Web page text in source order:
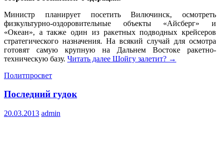
Министр планирует посетить Вилючинск, осмотреть
физкультурно-оздоровительные объекты «Айсберг» и
«Океан», а также один из ракетных подводных крейсеров
стратегического назначения. На всякий случай для осмотра
готовят самую крупную на Дальнем Востоке ракетно-
техническую базу. Читать далее Шойгу залетит? →
Политпросвет
Последний гудок
20.03.2013 admin